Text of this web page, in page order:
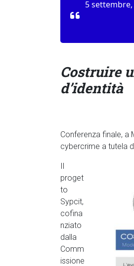
5
Costruire
d’identità
Conferenza finale, a
cybercrime a tutela
Il
proget
to
Sypcit,
cofina
nziato
dalla
Comm
issione